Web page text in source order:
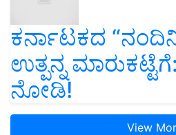
ಕರ್ನಾಟಕದ
ಉತ್ಪನ್ನ
ನೋಡಿ!
View